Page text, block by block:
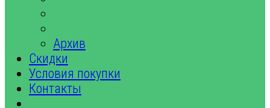
Архив
Скидки
Условия покупки
Контакты